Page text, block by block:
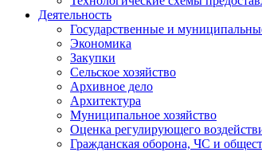
Деятельность
Государственные и
Экономика
Закупки
Сельское хозяйство
Архивное дело
Архитектура
Муниципальное хозяйство
Оценка регулирующего
Гражданская оборона, ЧС и